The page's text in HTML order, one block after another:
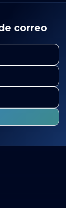
correo